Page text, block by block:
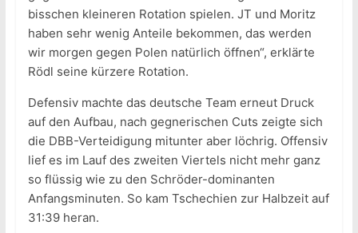
bisschen kleineren Rotation spielen. JT und Moritz
haben sehr wenig Anteile bekommen, das werden
wir morgen gegen Polen natürlich öffnen“, erklärte
Rödl seine kürzere Rotation.
Defensiv machte das deutsche Team erneut Druck
auf den Aufbau, nach gegnerischen Cuts zeigte sich
die DBB-Verteidigung mitunter aber löchrig. Offensiv
lief es im Lauf des zweiten Viertels nicht mehr ganz
so flüssig wie zu den Schröder-dominanten
Anfangsminuten. So kam Tschechien zur Halbzeit auf
31:39 heran.